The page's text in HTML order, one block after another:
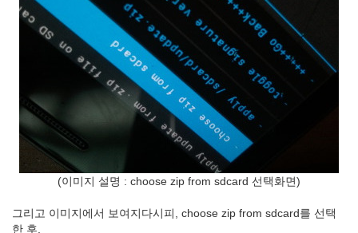
(이미지 설명 : choose zip from sdcard 선택화면)
그리고 이미지에서 보여지다시피, choose zip from sdcard를 선택
한 후,